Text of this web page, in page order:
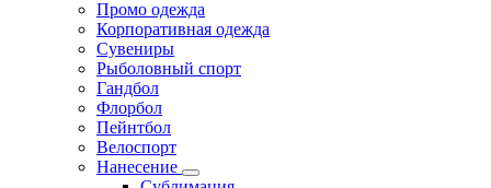
Промо одежда
Корпоративная одежда
Сувениры
Рыболовный спорт
Гандбол
Флорбол
Пейнтбол
Велоспорт
Нанесение